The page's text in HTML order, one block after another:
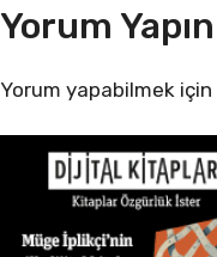
Yorum Yapın
Yorum yapabilmek için